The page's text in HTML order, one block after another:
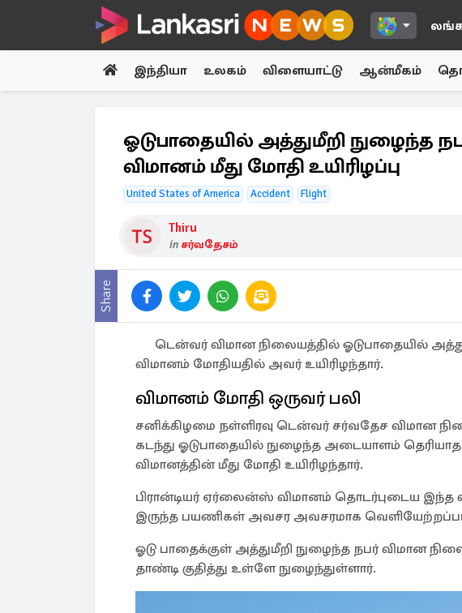
இந்தியா உலகம் விளையாட்டு ஆன்மீகம்
ஓடுபாதையில் அத்துமீறி நுழைந்த
விமானம் மீது மோதி உயிரிழப்பு
United States of America Accident Flight
Thiru
in சர்வதேசம்
Share
டென்வர் விமான நிலையத்தில் ஓடுபாதையில்
விமானம் மோதியதில் அவர் உயிரிழந்தார்.
விமானம் மோதி ஒருவர் பலி
சனிக்கிழமை நள்ளிரவு டென்வர் சர்வதேச விமான
கடந்து ஓடுபாதையில் நுழைந்த அடையாளம் தெரியாத
விமானத்தின் மீது மோதி உயிரிழந்தார்.
பிரான்டியர் ஏர்லைன்ஸ் விமானம் தொடர்புடைய இந்த
இருந்த பயணிகள் அவசர அவசரமாக
ஓடு பாதைக்குள் அத்துமீறி நுழைந்த நபர் விமான
தாண்டி குதித்து உள்ளே நுழைந்துள்ளார்.